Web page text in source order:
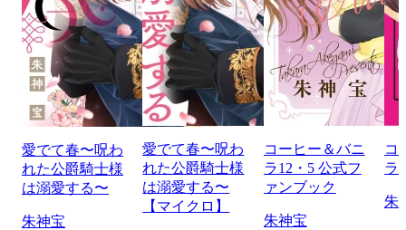
愛でて春〜呪わ
れた公爵騎士様
は溺愛する〜
朱神宝
愛でて春〜呪わ
れた公爵騎士様
は溺愛する〜
【マイクロ】
コーヒー＆バニ
ラ12・5 公式フ
ァンブック
朱神宝
コ
ラ
朱